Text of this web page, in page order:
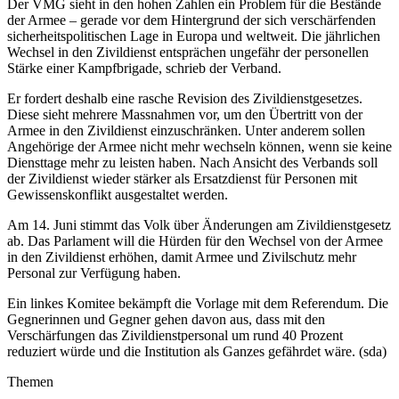
Der VMG sieht in den hohen Zahlen ein Problem für die Bestände
der Armee – gerade vor dem Hintergrund der sich verschärfenden
sicherheitspolitischen Lage in Europa und weltweit. Die jährlichen
Wechsel in den Zivildienst entsprächen ungefähr der personellen
Stärke einer Kampfbrigade, schrieb der Verband.
Er fordert deshalb eine rasche Revision des Zivildienstgesetzes.
Diese sieht mehrere Massnahmen vor, um den Übertritt von der
Armee in den Zivildienst einzuschränken. Unter anderem sollen
Angehörige der Armee nicht mehr wechseln können, wenn sie keine
Diensttage mehr zu leisten haben. Nach Ansicht des Verbands soll
der Zivildienst wieder stärker als Ersatzdienst für Personen mit
Gewissenskonflikt ausgestaltet werden.
Am 14. Juni stimmt das Volk über Änderungen am Zivildienstgesetz
ab. Das Parlament will die Hürden für den Wechsel von der Armee
in den Zivildienst erhöhen, damit Armee und Zivilschutz mehr
Personal zur Verfügung haben.
Ein linkes Komitee bekämpft die Vorlage mit dem Referendum. Die
Gegnerinnen und Gegner gehen davon aus, dass mit den
Verschärfungen das Zivildienstpersonal um rund 40 Prozent
reduziert würde und die Institution als Ganzes gefährdet wäre. (sda)
Themen